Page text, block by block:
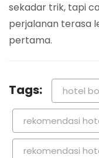
sekadar trik, tapi
perjalanan terasa
pertama.
Tags: hotel
rekomendasi
rekomendasi